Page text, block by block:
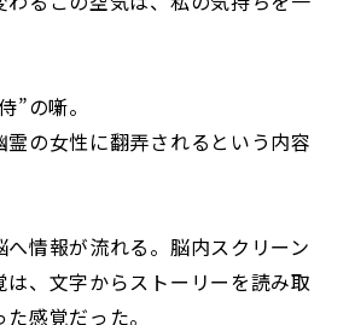
”の噺。
の女性に翻弄されるという内容
情報が流れる。脳内スクリーン
は、文字からストーリーを読み取
感覚だった。